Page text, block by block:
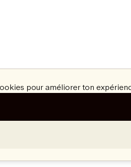
pour améliorer ton